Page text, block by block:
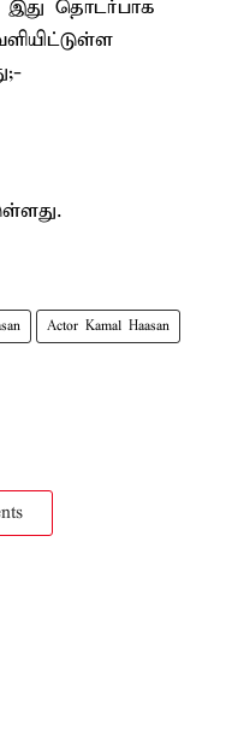
தொடர்பாக
Actor Kamal Haasan